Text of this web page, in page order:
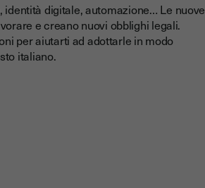
digitale, automazione… Le nuove
e creano nuovi obblighi legali.
per aiutarti ad adottarle in modo
italiano.